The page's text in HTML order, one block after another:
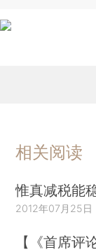
相关阅读
惟真减税能
2012年07月25日
【《首席